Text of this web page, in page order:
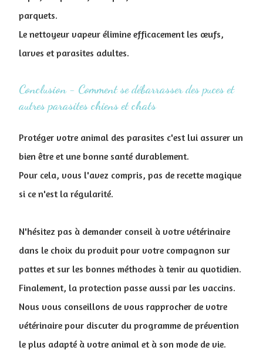
parquets.
Le nettoyeur vapeur élimine efficacement les œufs,
larves et parasites adultes.
Conclusion - Comment se débarrasser des puces et
autres parasites chiens et chats
Protéger votre animal des parasites c'est lui assurer un
bien être et une bonne santé durablement.
Pour cela, vous l'avez compris, pas de recette magique
si ce n'est la régularité.
N'hésitez pas à demander conseil à votre vétérinaire
dans le choix du produit pour votre compagnon sur
pattes et sur les bonnes méthodes à tenir au quotidien.
Finalement, la protection passe aussi par les vaccins.
Nous vous conseillons de vous rapprocher de votre
vétérinaire pour discuter du programme de prévention
le plus adapté à votre animal et à son mode de vie.